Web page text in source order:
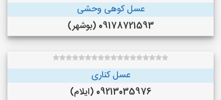
عسل کوهی وحشی
09178721593 (بوشهر)
عسل کناری
09213035976 (ایلام)